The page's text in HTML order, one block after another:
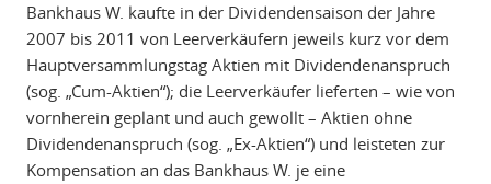
Bankhaus W. kaufte in der Dividendensaison der Jahre
2007 bis 2011 von Leerverkäufern jeweils kurz vor dem
Hauptversammlungstag Aktien mit Dividendenanspruch
(sog. „Cum-Aktien“); die Leerverkäufer lieferten – wie von
vornherein geplant und auch gewollt – Aktien ohne
Dividendenanspruch (sog. „Ex-Aktien“) und leisteten zur
Kompensation an das Bankhaus W. je eine